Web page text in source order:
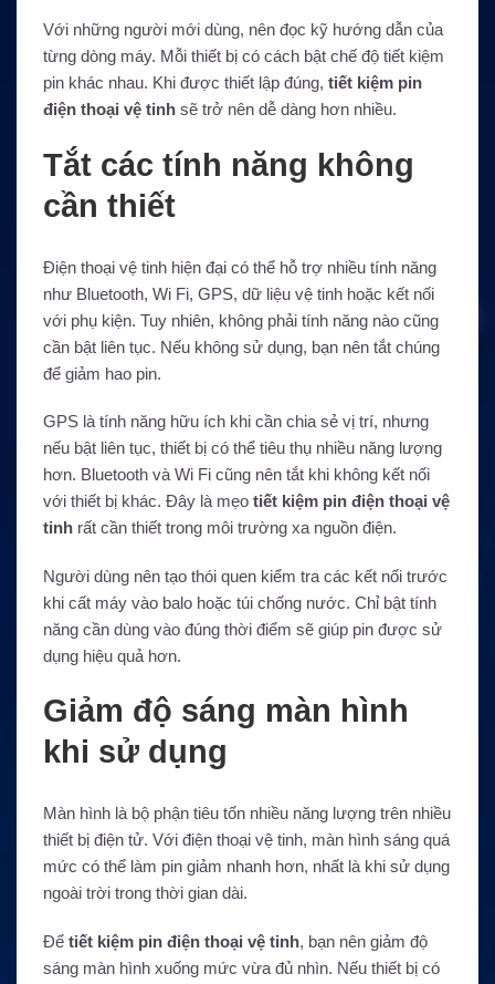
Với những người mới dùng, nên đọc kỹ hướng dẫn của
từng dòng máy. Mỗi thiết bị có cách bật chế độ tiết kiệm
pin khác nhau. Khi được thiết lập đúng, tiết kiệm pin
điện thoại vệ tinh sẽ trở nên dễ dàng hơn nhiều.
Tắt các tính năng không
cần thiết
Điện thoại vệ tinh hiện đại có thể hỗ trợ nhiều tính năng
như Bluetooth, Wi Fi, GPS, dữ liệu vệ tinh hoặc kết nối
với phụ kiện. Tuy nhiên, không phải tính năng nào cũng
cần bật liên tục. Nếu không sử dụng, bạn nên tắt chúng
để giảm hao pin.
GPS là tính năng hữu ích khi cần chia sẻ vị trí, nhưng
nếu bật liên tục, thiết bị có thể tiêu thụ nhiều năng lượng
hơn. Bluetooth và Wi Fi cũng nên tắt khi không kết nối
với thiết bị khác. Đây là mẹo tiết kiệm pin điện thoại vệ
tinh rất cần thiết trong môi trường xa nguồn điện.
Người dùng nên tạo thói quen kiểm tra các kết nối trước
khi cất máy vào balo hoặc túi chống nước. Chỉ bật tính
năng cần dùng vào đúng thời điểm sẽ giúp pin được sử
dụng hiệu quả hơn.
Giảm độ sáng màn hình
khi sử dụng
Màn hình là bộ phận tiêu tốn nhiều năng lượng trên nhiều
thiết bị điện tử. Với điện thoại vệ tinh, màn hình sáng quá
mức có thể làm pin giảm nhanh hơn, nhất là khi sử dụng
ngoài trời trong thời gian dài.
Để tiết kiệm pin điện thoại vệ tinh, bạn nên giảm độ
sáng màn hình xuống mức vừa đủ nhìn. Nếu thiết bị có